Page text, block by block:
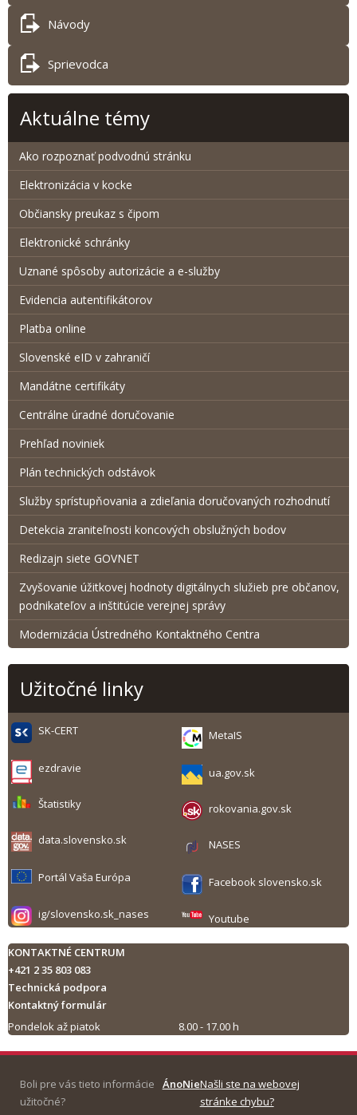
Návody
Sprievodca
Aktuálne témy
Ako rozpoznať podvodnú stránku
Elektronizácia v kocke
Občiansky preukaz s čipom
Elektronické schránky
Uznané spôsoby autorizácie a e-služby
Evidencia autentifikátorov
Platba online
Slovenské eID v zahraničí
Mandátne certifikáty
Centrálne úradné doručovanie
Prehľad noviniek
Plán technických odstávok
Služby sprístupňovania a zdieľania doručovaných rozhodnutí
Detekcia zraniteľnosti koncových obslužných bodov
Redizajn siete GOVNET
Zvyšovanie úžitkovej hodnoty digitálnych služieb pre občanov,
podnikateľov a inštitúcie verejnej správy
Modernizácia Ústredného Kontaktného Centra
Užitočné linky
SK-CERT MetaIS
ezdravie ua.gov.sk
Štatistiky rokovania.gov.sk
data.slovensko.sk NASES
Portál Vaša Európa Facebook slovensko.sk
ig/slovensko.sk_nases Youtube
KONTAKTNÉ CENTRUM
+421 2 35 803 083
Technická podpora
Kontaktný formulár
Pondelok až piatok
8.00 - 17.00 h
Tlač obsahu
Boli pre vás tieto informácie
užitočné?
ÁnoNieNašli ste na webovej
stránke chybu?